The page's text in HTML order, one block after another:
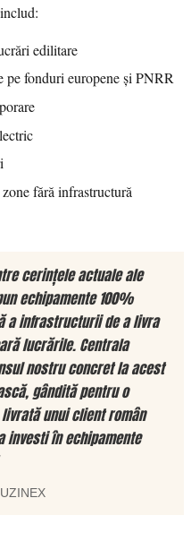
edilitare
pe fonduri europene și PNRR
fără infrastructură
cerințele actuale ale
echipamente 100%
a infrastructurii de a livra
lucrările. Centrala
nostru concret la acest
gândită pentru o
unui client român
investi în echipamente
UZINEX